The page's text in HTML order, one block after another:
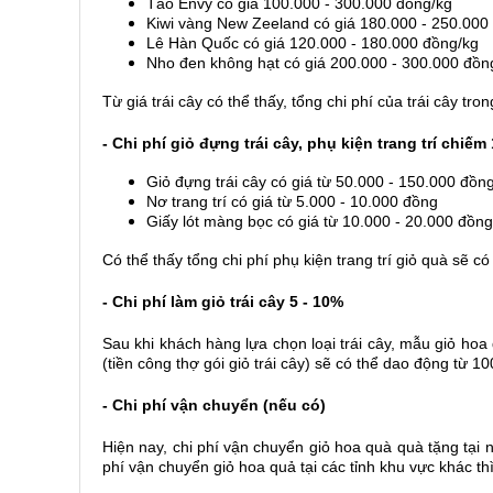
Kiwi vàng New Zeeland có giá 180.000 - 250.000
Lê Hàn Quốc có giá 120.000 - 180.000 đồng/kg
Nho đen không hạt có giá 200.000 - 300.000
Từ giá trái cây có thể thấy, tổng chi phí của trái cây
- Chi phí giỏ đựng trái cây, phụ kiện trang trí chiếm
Giỏ đựng trái cây có giá từ 50.000 - 150.000
Nơ trang trí có giá từ 5.000 - 10.000 đồng
Giấy lót màng bọc có giá từ 10.000 - 20.000 đồng
Có thể thấy tổng chi phí phụ kiện trang trí giỏ quà sẽ
- Chi phí làm giỏ trái cây 5 - 10%
Sau khi khách hàng lựa chọn loại trái cây, mẫu giỏ
(tiền công thợ gói giỏ trái cây) sẽ có thể dao động từ
- Chi phí vận chuyển (nếu có)
Hiện nay, chi phí vận chuyển giỏ hoa quà quà tặng
phí vận chuyển giỏ hoa quả tại các tỉnh khu vực khác